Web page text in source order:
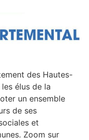
des Hautes-
élus de la
un ensemble
de ses
et
Zoom sur